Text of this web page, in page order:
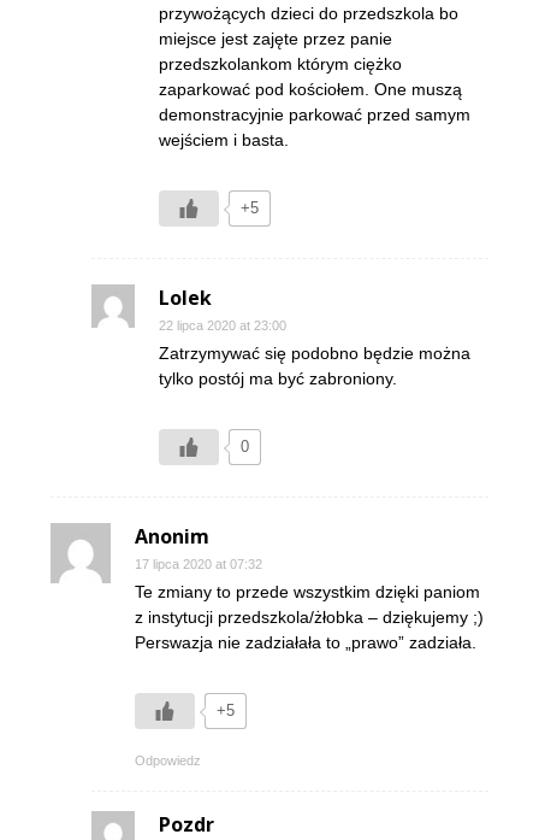
przywożących dzieci do przedszkola bo
miejsce jest zajęte przez panie
przedszkolankom którym ciężko
zaparkować pod kościołem. One muszą
demonstracyjnie parkować przed samym
wejściem i basta.
+5
Lolek
22 lipca 2020 at 23:00
Zatrzymywać się podobno będzie można
tylko postój ma być zabroniony.
0
Anonim
17 lipca 2020 at 07:32
Te zmiany to przede wszystkim dzięki paniom
z instytucji przedszkola/żłobka – dziękujemy ;)
Perswazja nie zadziałała to „prawo” zadziała.
+5
Odpowiedz
Pozdr